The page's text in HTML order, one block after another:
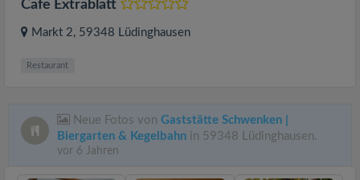
Cafe Extrablatt
Markt 2, 59348 Lüdinghausen
Restaurant
Neue Fotos von Gaststätte Schwenken |
Biergarten & Kegelbahn in 59348 Lüdinghausen.
vor 6 Jahren